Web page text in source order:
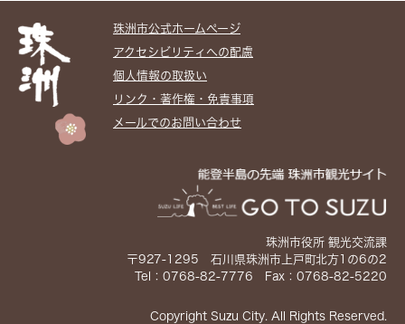
珠洲市公式ホームぺージ
アクセシビリティへの配慮
個人情報の取扱い
リンク・著作権・免責事項
メールでのお問い合わせ
珠洲市役所 観光交流課
〒927-1295 石川県珠洲市上戸町北方1の6の2
Tel：0768-82-7776 Fax：0768-82-5220
Copyright Suzu City. All Rights Reserved.